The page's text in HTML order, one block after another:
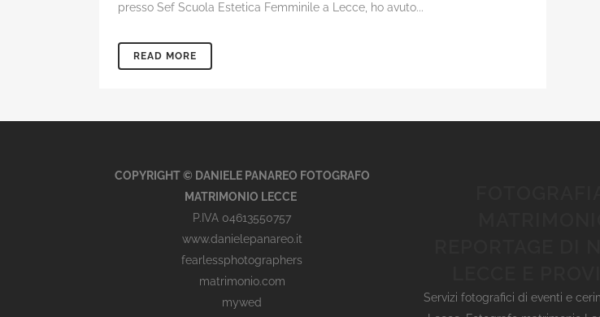
presso Sef Scuola Estetica Femminile a Lecce, ho avuto...
READ MORE
COPYRIGHT © DANIELE PANAREO FOTOGRAFO
MATRIMONIO LECCE
P.IVA 04613550757
www.danielepanareo.it
fearlessphotographers
matrimonio.com
mywed
Servizi fotografici di eventi e